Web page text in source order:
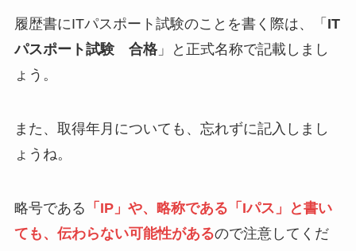
履歴書にITパスポート試験のことを書く際は、「 IT
パスポート試験 合格」と正式名称で記載しまし
ょう。
また、取得年月についても、忘れずに記入しまし
ょうね。
略号である 「IP」や、略称である「Iパス」と書い
ても、伝わらない可能性があるので注意してくだ